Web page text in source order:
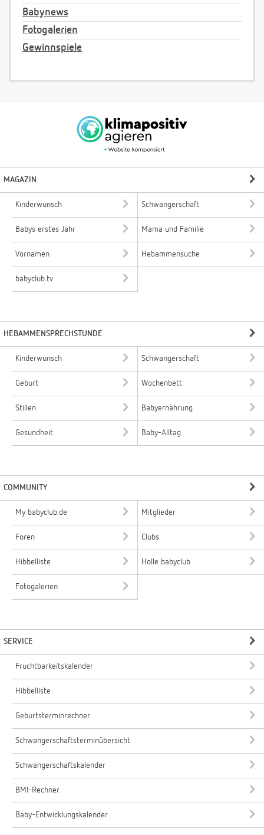
Babynews
Fotogalerien
Gewinnspiele
MAGAZIN
Kinderwunsch Schwangerschaft
Babys erstes Jahr Mama und Familie
Vornamen Hebammensuche
babyclub.tv
HEBAMMENSPRECHSTUNDE
Kinderwunsch Schwangerschaft
Geburt Wochenbett
Stillen Babyernährung
Gesundheit Baby-Alltag
COMMUNITY
My babyclub.de Mitglieder
Foren Clubs
Hibbelliste Holle babyclub
Fotogalerien
SERVICE
Fruchtbarkeitskalender
Hibbelliste
Geburtsterminrechner
Schwangerschaftsterminübersicht
Schwangerschaftskalender
BMI-Rechner
Baby-Entwicklungskalender